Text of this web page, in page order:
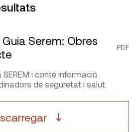
Serem: Obres
PDF
i conté informació
de seguretat i salut.